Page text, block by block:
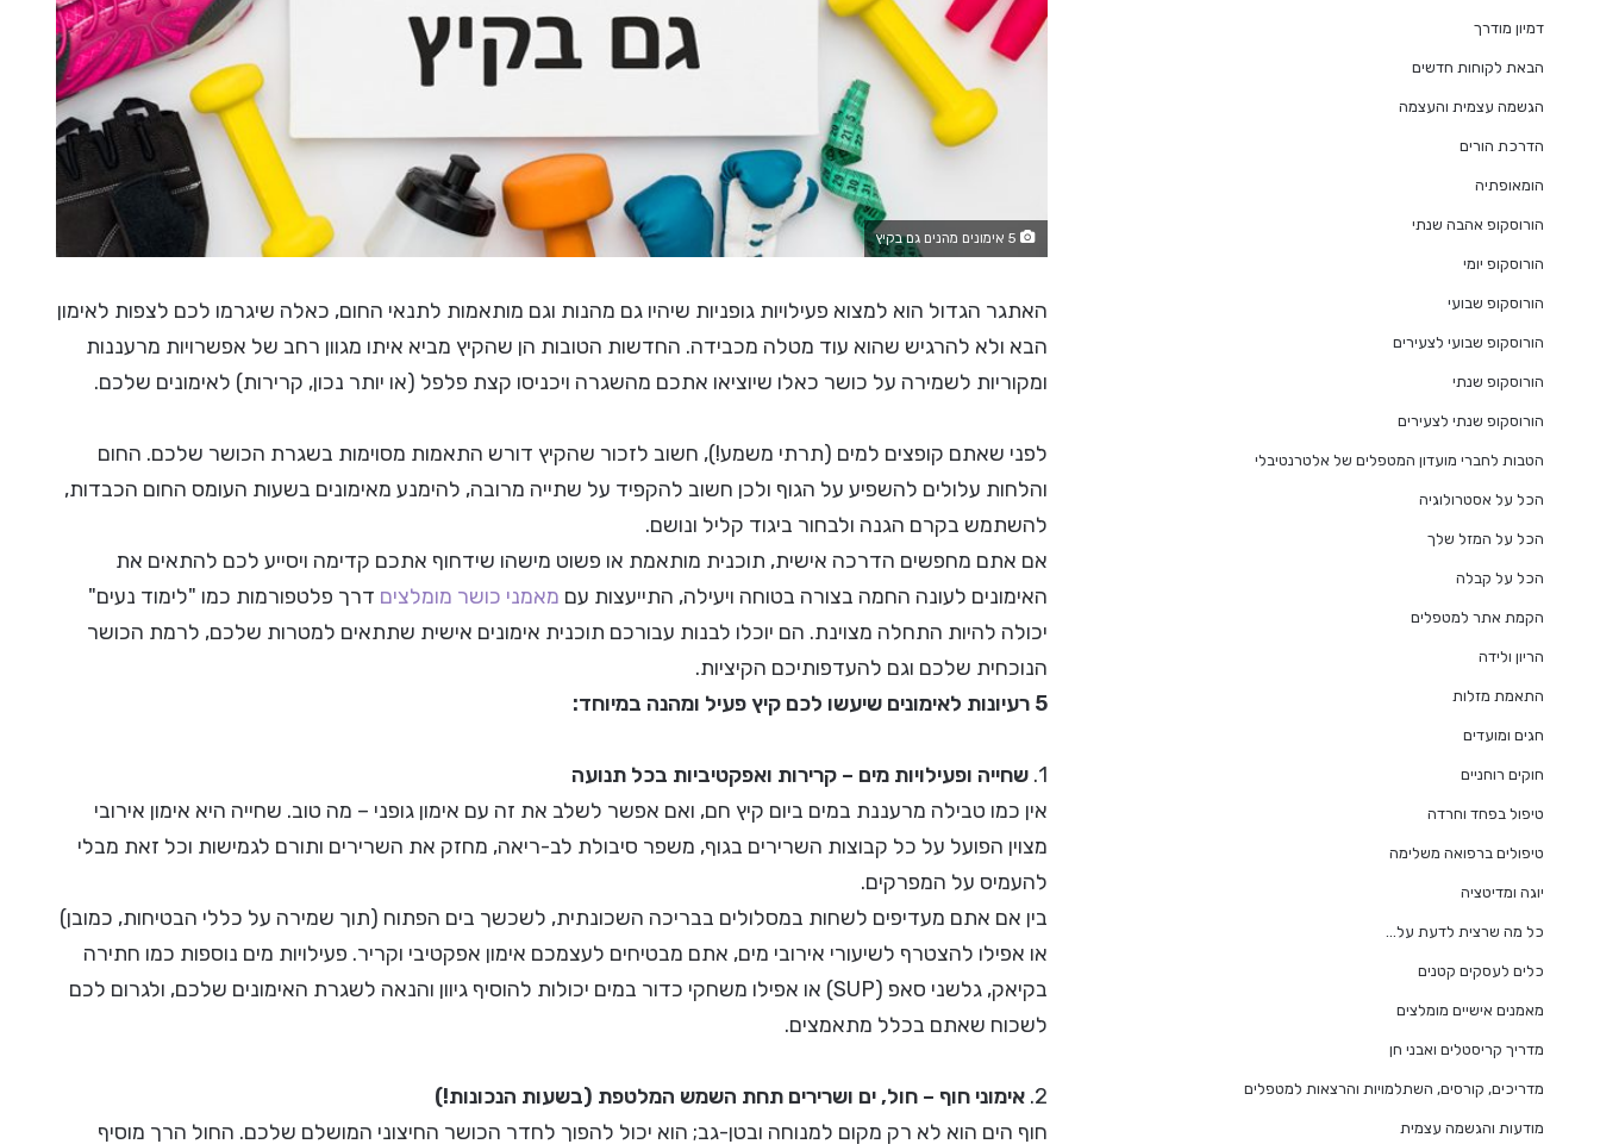
5 אימונים מהנים גם בקיץ
האתגר הגדול הוא למצוא פעילויות גופניות שיהיו גם מהנות וגם מותאמות לתנאי החום, כאלה שיגרמו לכם לצפות לאימון
הבא ולא להרגיש שהוא עוד מטלה מכבידה. החדשות הטובות הן שהקיץ מביא איתו מגוון רחב של אפשרויות מרעננות
ומקוריות לשמירה על כושר כאלו שיוציאו אתכם מהשגרה ויכניסו קצת פלפל (או יותר נכון, קרירות) לאימונים שלכם.
לפני שאתם קופצים למים (תרתי משמע!), חשוב לזכור שהקיץ דורש התאמות מסוימות בשגרת הכושר שלכם. החום
והלחות עלולים להשפיע על הגוף ולכן חשוב להקפיד על שתייה מרובה, להימנע מאימונים בשעות העומס החום הכבדות,
להשתמש בקרם הגנה ולבחור ביגוד קליל ונושם.
אם אתם מחפשים הדרכה אישית, תוכנית מותאמת או פשוט מישהו שידחוף אתכם קדימה ויסייע לכם להתאים את
האימונים לעונה החמה בצורה בטוחה ויעילה, התייעצות עם מאמני כושר מומלצים דרך פלטפורמות כמו "לימוד נעים"
יכולה להיות התחלה מצוינת. הם יוכלו לבנות עבורכם תוכנית אימונים אישית שתתאים למטרות שלכם, לרמת הכושר
הנוכחית שלכם וגם להעדפותיכם הקיציות.
5 רעיונות לאימונים שיעשו לכם קיץ פעיל ומהנה במיוחד:
1. שחייה ופעילויות מים – קרירות ואפקטיביות בכל תנועה
אין כמו טבילה מרעננת במים ביום קיץ חם, ואם אפשר לשלב את זה עם אימון גופני – מה טוב. שחייה היא אימון אירובי
מצוין הפועל על כל קבוצות השרירים בגוף, משפר סיבולת לב-ריאה, מחזק את השרירים ותורם לגמישות וכל זאת מבלי
להעמיס על המפרקים.
בין אם אתם מעדיפים לשחות במסלולים בבריכה השכונתית, לשכשך בים הפתוח (תוך שמירה על כללי הבטיחות, כמובן)
או אפילו להצטרף לשיעורי אירובי מים, אתם מבטיחים לעצמכם אימון אפקטיבי וקריר. פעילויות מים נוספות כמו חתירה
בקיאק, גלשני סאפ (SUP) או אפילו משחקי כדור במים יכולות להוסיף גיוון והנאה לשגרת האימונים שלכם, ולגרום לכם
לשכוח שאתם בכלל מתאמצים.
2. אימוני חוף – חול, ים ושרירים תחת השמש המלטפת (בשעות הנכונות!)
חוף הים הוא לא רק מקום למנוחה ובטן-גב; הוא יכול להפוך לחדר הכושר החיצוני המושלם שלכם. החול הרך מוסיף
דמיון מודרך
הבאת לקוחות חדשים
הגשמה עצמית והעצמה
הדרכת הורים
הומאופתיה
הורוסקופ אהבה שנתי
הורוסקופ יומי
הורוסקופ שבועי
הורוסקופ שבועי לצעירים
הורוסקופ שנתי
הורוסקופ שנתי לצעירים
הטבות לחברי מועדון המטפלים של אלטרנטיבלי
הכל על אסטרולוגיה
הכל על המזל שלך
הכל על קבלה
הקמת אתר למטפלים
הריון ולידה
התאמת מזלות
חגים ומועדים
חוקים רוחניים
טיפול בפחד וחרדה
טיפולים ברפואה משלימה
יוגה ומדיטציה
כל מה שרצית לדעת על…
כלים לעסקים קטנים
מאמנים אישיים מומלצים
מדריך קריסטלים ואבני חן
מדריכים, קורסים, השתלמויות והרצאות למטפלים
מודעות והגשמה עצמית